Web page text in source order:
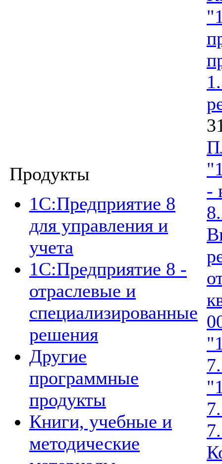
Продукты
1C:Предприятие 8
для управления и
учета
1C:Предприятие 8 -
отраслевые и
специализированные
решения
Другие
программные
продукты
Книги, учебные и
методические
-